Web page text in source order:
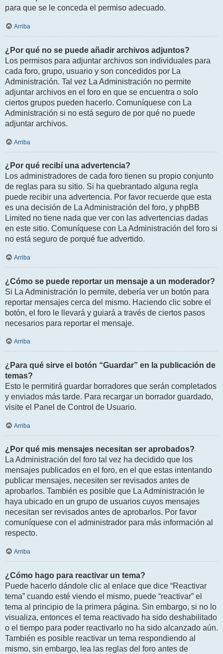
para que se le conceda el permiso adecuado.
Arriba
¿Por qué no se puede añadir archivos adjuntos?
Los permisos para adjuntar archivos son individuales para
cada foro, grupo, usuario y son concedidos por La
Administración. Tal vez La Administración no permite
adjuntar archivos en el foro en que se encuentra o solo
ciertos grupos pueden hacerlo. Comuníquese con La
Administración si no está seguro de por qué no puede
adjuntar archivos.
Arriba
¿Por qué recibí una advertencia?
Los administradores de cada foro tienen su propio conjunto
de reglas para su sitio. Si ha quebrantado alguna regla
puede recibir una advertencia. Por favor recuerde que esta
es una decisión de La Administración del foro, y phpBB
Limited no tiene nada que ver con las advertencias dadas
en este sitio. Comuníquese con La Administración del foro si
no está seguro de porqué fue advertido.
Arriba
¿Cómo se puede reportar un mensaje a un moderador?
Si La Administración lo permite, debería ver un botón para
reportar mensajes cerca del mismo. Haciendo clic sobre el
botón, el foro le llevará y guiará a través de ciertos pasos
necesarios para reportar el mensaje.
Arriba
¿Para qué sirve el botón “Guardar” en la publicación de
temas?
Esto le permitirá guardar borradores que serán completados
y enviados más tarde. Para recargar un borrador guardado,
visite el Panel de Control de Usuario.
Arriba
¿Por qué mis mensajes necesitan ser aprobados?
La Administración del foro tal vez ha decidido que los
mensajes publicados en el foro, en el que estas intentando
publicar mensajes, necesiten ser revisados antes de
aprobarlos. También es posible que La Administración le
haya ubicado en un grupo de usuarios cuyos mensajes
necesitan ser revisados antes de aprobarlos. Por favor
comuníquese con el administrador para más información al
respecto.
Arriba
¿Cómo hago para reactivar un tema?
Puede hacerlo dándole clic al enlace que dice “Reactivar
tema” cuando esté viendo el mismo, puede “reactivar” el
tema al principio de la primera página. Sin embargo, si no lo
visualiza, entonces el tema reactivado ha sido deshabilitado
o el tiempo para poder reactivarlo no ha sido alcanzado aún.
También es posible reactivar un tema respondiendo al
mismo, sin embargo, lea las reglas del foro antes de